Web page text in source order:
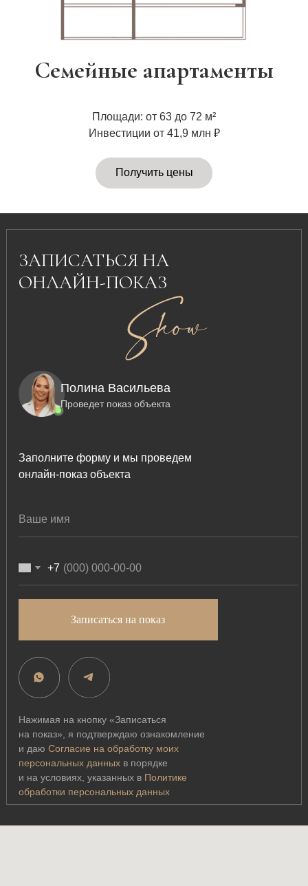
Площади: от 63 до 72 м²
Инвестиции от 41,9 млн ₽
Семейные апартаменты
Получить цены
ЗАПИСАТЬСЯ НА
ОНЛАЙН-ПОКАЗ
Заполните форму и мы проведем
онлайн-показ объекта
Покажем территорию
Полина Васильева
Проведет показ объекта
Нажимая на кнопку «Записаться
на показ», я подтверждаю ознакомление
и даю Согласие на обработку моих
персональных данныхв порядке
и на условиях, указанных в Политике
обработки персональных данных
+7
Записаться на показ